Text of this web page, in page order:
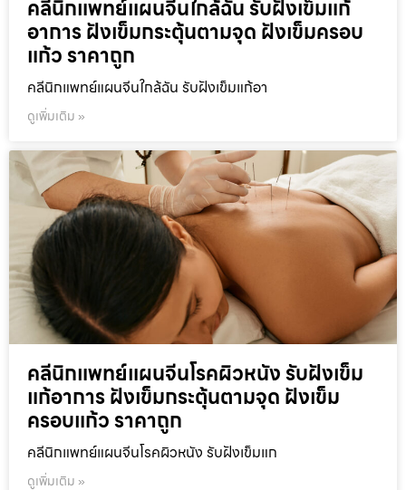
คลีนิกแพทย์แผนจีนใกล้ฉัน รับฝังเข็มแก้
อาการ ฝังเข็มกระตุ้นตามจุด ฝังเข็มครอบ
แก้ว ราคาถูก
คลีนิกแพทย์แผนจีนใกล้ฉัน รับฝังเข็มแก้อา
ดูเพิ่มเติม »
คลีนิกแพทย์แผนจีนโรคผิวหนัง รับฝังเข็ม
แก้อาการ ฝังเข็มกระตุ้นตามจุด ฝังเข็ม
ครอบแก้ว ราคาถูก
คลีนิกแพทย์แผนจีนโรคผิวหนัง รับฝังเข็มแก
ดูเพิ่มเติม »